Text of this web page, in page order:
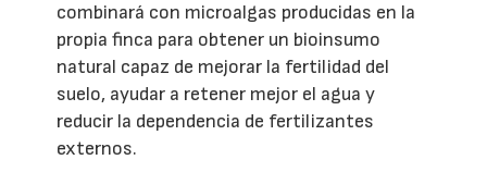
combinará con microalgas producidas en la
propia finca para obtener un bioinsumo
natural capaz de mejorar la fertilidad del
suelo, ayudar a retener mejor el agua y
reducir la dependencia de fertilizantes
externos.